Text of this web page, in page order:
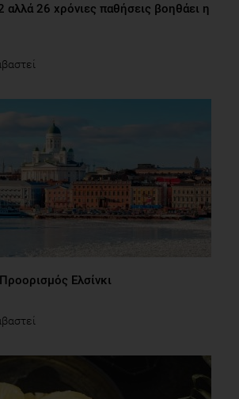
αλλά 26 χρόνιες παθήσεις βοηθάει η
Ελσίνκι